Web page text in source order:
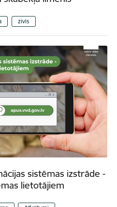
zivis
sistēmas izstrāde -
lietotājiem